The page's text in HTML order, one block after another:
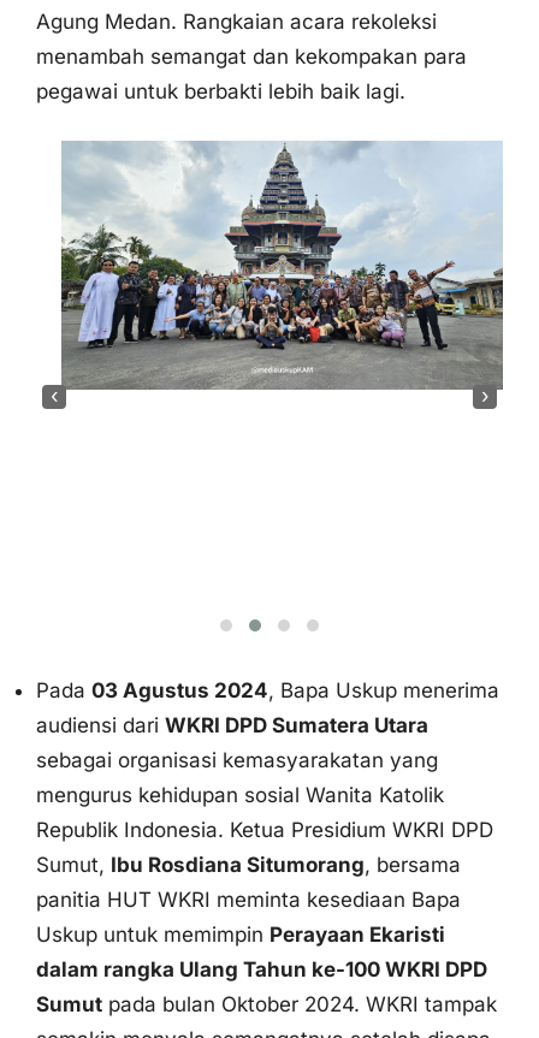
Agung Medan. Rangkaian acara rekoleksi
menambah semangat dan kekompakan para
pegawai untuk berbakti lebih baik lagi.
‹ ›
Pada 03 Agustus 2024, Bapa Uskup menerima
audiensi dari WKRI DPD Sumatera Utara
sebagai organisasi kemasyarakatan yang
mengurus kehidupan sosial Wanita Katolik
Republik Indonesia. Ketua Presidium WKRI DPD
Sumut, Ibu Rosdiana Situmorang, bersama
panitia HUT WKRI meminta kesediaan Bapa
Uskup untuk memimpin Perayaan Ekaristi
dalam rangka Ulang Tahun ke-100 WKRI DPD
Sumut pada bulan Oktober 2024. WKRI tampak